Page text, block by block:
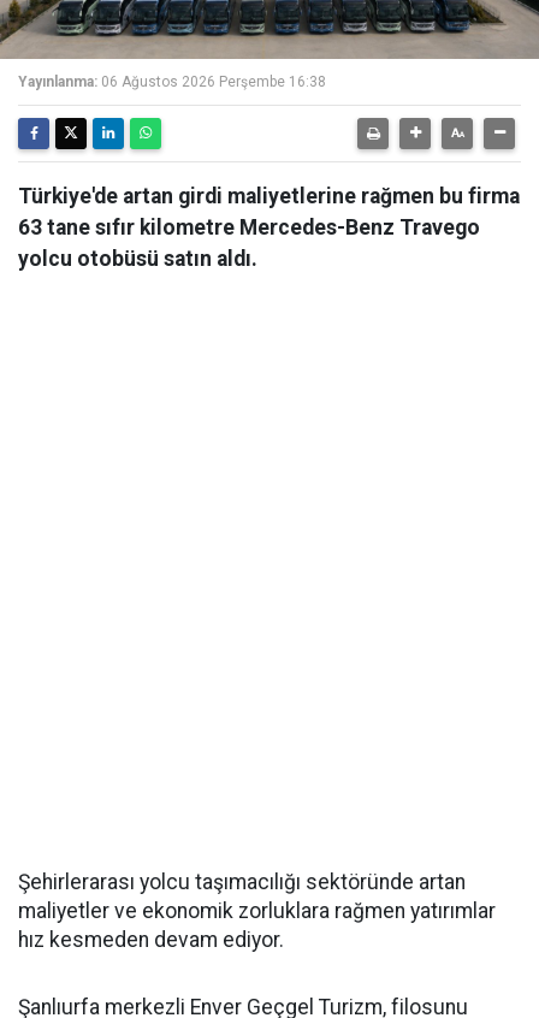
Yayınlanma: 06 Ağustos 2026 Perşembe 16:38
Türkiye'de artan girdi maliyetlerine rağmen bu firma
63 tane sıfır kilometre Mercedes-Benz Travego
yolcu otobüsü satın aldı.
Şehirlerarası yolcu taşımacılığı sektöründe artan
maliyetler ve ekonomik zorluklara rağmen yatırımlar
hız kesmeden devam ediyor.
Şanlıurfa merkezli Enver Geçgel Turizm, filosunu